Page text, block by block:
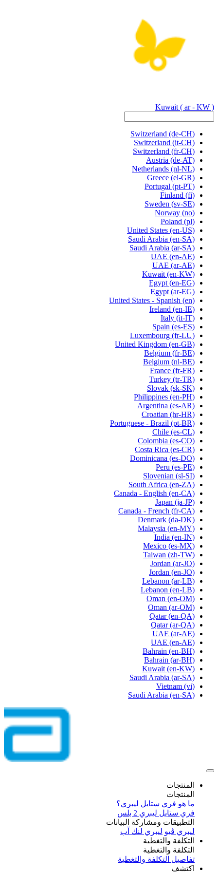
Kuwait ( ar - KW )
Switzerland (de-CH)
Switzerland (it-CH)
Switzerland (fr-CH)
Austria (de-AT)
Netherlands (nl-NL)
Greece (el-GR)
Portugal (pt-PT)
Finland (fi)
Sweden (sv-SE)
Norway (no)
Poland (pl)
United States (en-US)
Saudi Arabia (en-SA)
Saudi Arabia (ar-SA)
UAE (en-AE)
UAE (ar-AE)
Kuwait (en-KW)
Egypt (en-EG)
Egypt (ar-EG)
United States - Spanish (en)
Ireland (en-IE)
Italy (it-IT)
Spain (es-ES)
Luxembourg (fr-LU)
United Kingdom (en-GB)
Belgium (fr-BE)
Belgium (nl-BE)
France (fr-FR)
Turkey (tr-TR)
Slovak (sk-SK)
Philippines (en-PH)
Argentina (es-AR)
Croatian (hr-HR)
Portuguese - Brazil (pt-BR)
Chile (es-CL)
Colombia (es-CO)
Costa Rica (es-CR)
Dominicana (es-DO)
Peru (es-PE)
Slovenian (sl-SI)
South Africa (en-ZA)
Canada - English (en-CA)
Japan (ja-JP)
Canada - French (fr-CA)
Denmark (da-DK)
Malaysia (en-MY)
India (en-IN)
Mexico (es-MX)
Taiwan (zh-TW)
Jordan (ar-JO)
Jordan (en-JO)
Lebanon (ar-LB)
Lebanon (en-LB)
Oman (en-OM)
Oman (ar-OM)
Qatar (en-QA)
Qatar (ar-QA)
UAE (ar-AE)
UAE (en-AE)
Bahrain (en-BH)
Bahrain (ar-BH)
Kuwait (en-KW)
Saudi Arabia (ar-SA)
Vietnam (vi)
Saudi Arabia (en-SA)
المنتجات
المنتجات
ما هو فري ستايل ليبري؟
فري ستايل ليبري 2 بلس​
التطبيقات ومشاركة البيانات
ليبري ڤيو ليبري لنك آب
التكلفة والتغطية
التكلفة والتغطية
تفاصيل التكلفة والتغطية
اكتشف​